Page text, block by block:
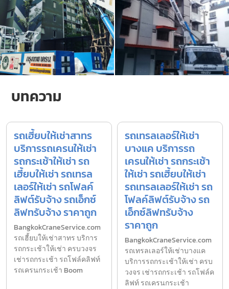
บทความ
รถเฮี้ยบให้เช่าสาทร
บริการรถเครนให้เช่า
รถกระเช้าให้เช่า รถ
เฮี้ยบให้เช่า รถเทรล
เลอร์ให้เช่า รถโฟลค์
ลิฟต์รับจ้าง รถเอ็กซ์
ลิฟทรับจ้าง ราคาถูก
BangkokCraneService.com
รถเฮี้ยบให้เช่าสาทร บริการ
รถกระเช้าให้เช่า ครบวงจร
เช่ารถกระเช้า รถโฟล์คลิฟท์
รถเครนกระเช้า Boom
รถเทรลเลอร์ให้เช่า
บางแค บริการรถ
เครนให้เช่า รถกระเช้า
ให้เช่า รถเฮี้ยบให้เช่า
รถเทรลเลอร์ให้เช่า รถ
โฟลค์ลิฟต์รับจ้าง รถ
เอ็กซ์ลิฟทรับจ้าง
ราคาถูก
BangkokCraneService.com
รถเทรลเลอร์ให้เช่าบางแค
บริการรถกระเช้าให้เช่า ครบ
วงจร เช่ารถกระเช้า รถโฟล์ค
ลิฟท์ รถเครนกระเช้า